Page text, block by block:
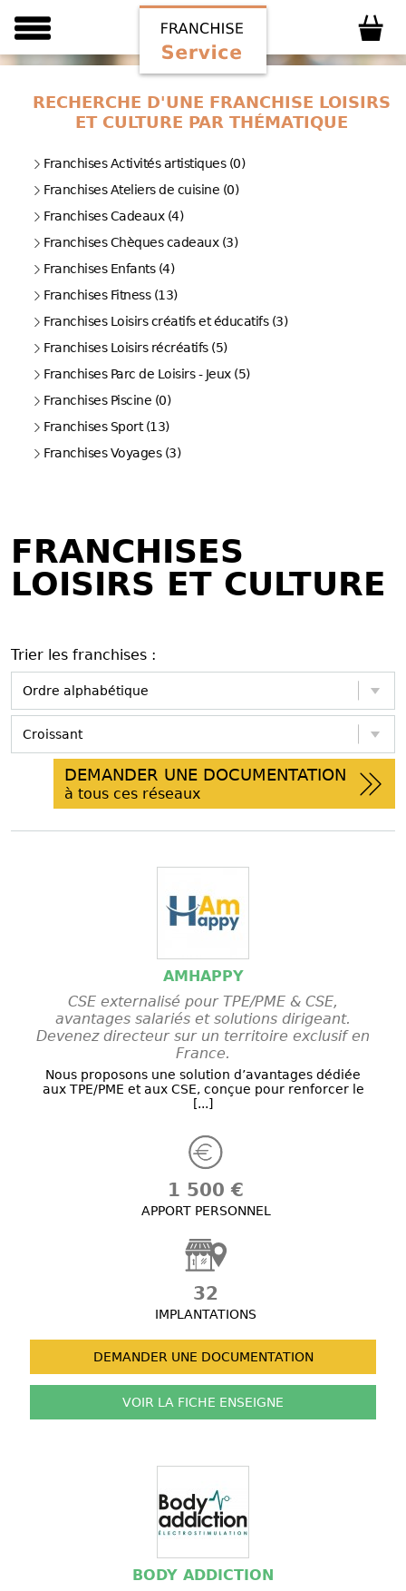
RECHERCHE D'UNE FRANCHISE LOISIRS
ET CULTURE PAR THÉMATIQUE
Franchises Activités artistiques (0)
Franchises Ateliers de cuisine (0)
Franchises Cadeaux (4)
Franchises Chèques cadeaux (3)
Franchises Enfants (4)
Franchises Fitness (13)
Franchises Loisirs créatifs et éducatifs (3)
Franchises Loisirs récréatifs (5)
Franchises Parc de Loisirs - Jeux (5)
Franchises Piscine (0)
Franchises Sport (13)
Franchises Voyages (3)
FRANCHISES
LOISIRS ET CULTURE
Trier les franchises :
DEMANDER UNE DOCUMENTATION
à tous ces réseaux
AMHAPPY
CSE externalisé pour TPE/PME & CSE,
avantages salariés et solutions dirigeant.
Devenez directeur sur un territoire exclusif en
France.
Nous proposons une solution d’avantages dédiée
aux TPE/PME et aux CSE, conçue pour renforcer le
[...]
1 500 €
APPORT PERSONNEL
32
IMPLANTATIONS
DEMANDER UNE DOCUMENTATION
VOIR LA FICHE ENSEIGNE
BODY ADDICTION